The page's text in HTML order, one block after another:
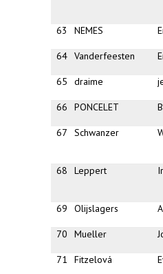
63 NEMES
64 Vanderfeesten
65 draime
66 PONCELET
67 Schwanzer
68 Leppert
69 Olijslagers
70 Mueller
71 Fitzelová